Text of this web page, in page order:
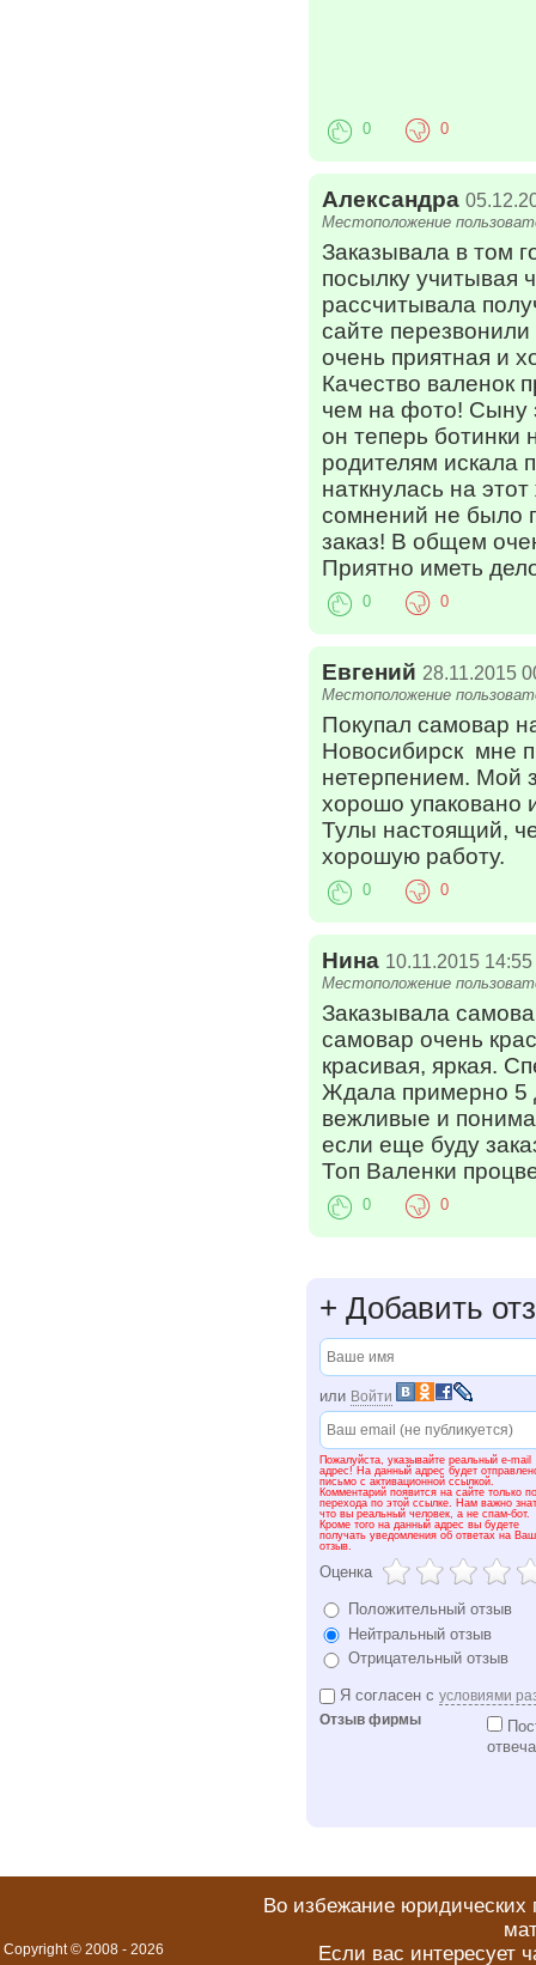
0 0
Александра
Местоположение
Заказывала в том
посылку учитывая
рассчитывала
сайте
очень приятная и
Качество валенок
чем на фото! Сыну
он теперь ботинки
родителям искала
наткнулась на
сомнений не было
заказ! В общем
Приятно иметь
0 0
Евгений 28.11.2015
Местоположение
Покупал самовар
Новосибирск мне
нетерпением. Мой
хорошо упаковано
Тулы настоящий,
хорошую работу.
0 0
Нина 10.11.2015 14:55
Местоположение
Заказывала
самовар очень
красивая, яркая.
Ждала примерно 5
вежливые и
если еще буду
Топ Валенки
0 0
+ Добавить
или Войти
Пожалуйста, указывайте реальный e-mail
адрес! На данный адрес будет
письмо с активационной ссылкой.
Комментарий появится на сайте только
перехода по этой ссылке. Нам важно
что вы реальный человек, а не спам-бот.
Кроме того на данный адрес вы будете
получать уведомления об ответах на Ваш
отзыв.
Оценка
Положительный отзыв
Нейтральный отзыв
Отрицательный отзыв
Я согласен с условиями
Отзыв фирмы
Copyright © 2008 - 2026
Во избежание юридических
Если вас интересует